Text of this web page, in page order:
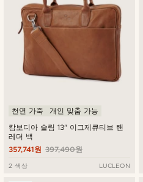
캄보디아 슬림 13" 이그제큐티브 탠
레더 백
천연 가죽 개인 맞춤 가능
397,490원
357,741원
2 색상 LUCLEON